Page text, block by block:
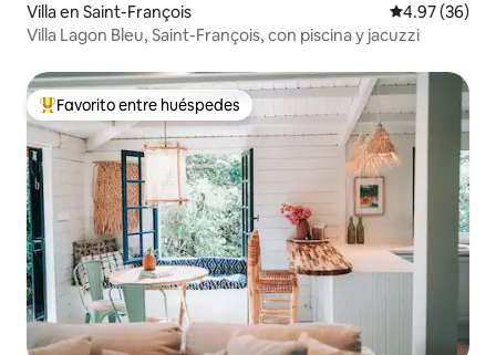
Villa en Saint-François Calificación
4.97 (36)
Villa Lagon Bleu, Saint-François, con piscina y jacuzzi
Favorito entre huéspedes preferido
Favorito entre huéspedes